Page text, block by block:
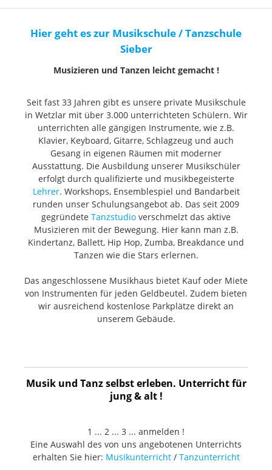
Hier geht es zur Musikschule / Tanzschule
Sieber
Musizieren und Tanzen leicht gemacht !
Seit fast 33 Jahren gibt es unsere private Musikschule
in Wetzlar mit über 3.000 unterrichteten Schülern. Wir
unterrichten alle gängigen Instrumente, wie z.B.
Klavier, Keyboard, Gitarre, Schlagzeug und auch
Gesang in eigenen Räumen mit moderner
Ausstattung. Die Ausbildung unserer Musikschüler
erfolgt durch qualifizierte und musikbegeisterte
Lehrer. Workshops, Ensemblespiel und Bandarbeit
runden unser Schulungsangebot ab. Das seit 2009
gegründete Tanzstudio verschmelzt das aktive
Musizieren mit der Bewegung. Hier kann man z.B.
Kindertanz, Ballett, Hip Hop, Zumba, Breakdance und
Tanzen wie die Stars erlernen.
Das angeschlossene Musikhaus bietet Kauf oder Miete
von Instrumenten für jeden Geldbeutel. Zudem bieten
wir ausreichend kostenlose Parkplätze direkt an
unserem Gebäude.
Musik und Tanz selbst erleben. Unterricht für
jung & alt !
1 ... 2 ... 3 ... anmelden !
Eine Auswahl des von uns angebotenen Unterrichts
erhalten Sie hier: Musikunterricht/ Tanzunterricht